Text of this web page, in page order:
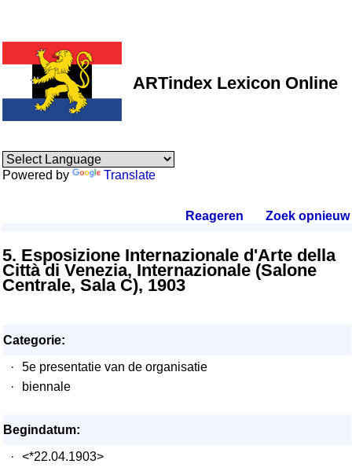
ARTindex Lexicon Online
Powered by Translate
Reageren Zoek opnieuw.
5. Esposizione Internazionale d'Arte della
Città di Venezia, Internazionale (Salone
Centrale, Sala C), 1903
Categorie:
·
5e presentatie van de organisatie
·
biennale
Begindatum:
·
<*22.04.1903>